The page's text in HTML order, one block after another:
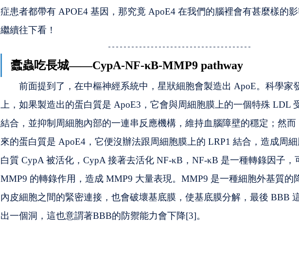
症患者都帶有 APOE4 基因，那究竟 ApoE4 在我們的腦裡會有甚麼樣的
繼續往下看！
蠹蟲吃長城——CypA-NF-κB-MMP9 pathway
前面提到了，在中樞神經系統中，星狀細胞會製造出 ApoE。科學家
上，如果製造出的蛋白質是 ApoE3，它會與周細胞膜上的一個特殊 LDL
結合，並抑制周細胞內部的一連串反應機構，維持血腦障壁的穩定；然而
來的蛋白質是 ApoE4，它便沒辦法跟周細胞膜上的 LRP1 結合，造成周
白質 CypA 被活化，CypA 接著去活化 NF-κB，NF-κB 是一種轉錄因子，
MMP9 的轉錄作用，造成 MMP9 大量表現。MMP9 是一種細胞外基質的
內皮細胞之間的緊密連接，也會破壞基底膜，使基底膜分解，最後 BBB
出一個洞，這也意謂著BBB的防禦能力會下降[3]。